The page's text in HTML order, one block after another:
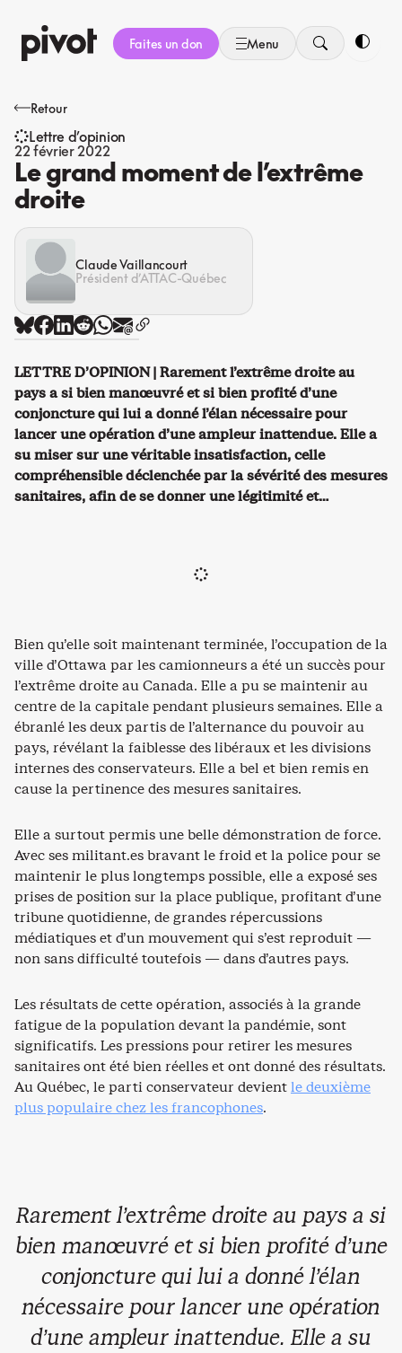
au
contenu
Faites un don Menu
Retour
Lettre d’opinion
22 février 2022
Le grand moment de l’extrême
droite
Claude Vaillancourt
Président d’ATTAC-Québec
LETTRE D’OPINION | Rarement l’extrême droite au
pays a si bien manœuvré et si bien profité d’une
conjoncture qui lui a donné l’élan nécessaire pour
lancer une opération d’une ampleur inattendue. Elle a
su miser sur une véritable insatisfaction, celle
compréhensible déclenchée par la sévérité des mesures
sanitaires, afin de se donner une légitimité et…
Bien qu’elle soit maintenant terminée, l’occupation de la
ville d’Ottawa par les camionneurs a été un succès pour
l’extrême droite au Canada. Elle a pu se maintenir au
centre de la capitale pendant plusieurs semaines. Elle a
ébranlé les deux partis de l’alternance du pouvoir au
pays, révélant la faiblesse des libéraux et les divisions
internes des conservateurs. Elle a bel et bien remis en
cause la pertinence des mesures sanitaires.
Elle a surtout permis une belle démonstration de force.
Avec ses militant.es bravant le froid et la police pour se
maintenir le plus longtemps possible, elle a exposé ses
prises de position sur la place publique, profitant d’une
tribune quotidienne, de grandes répercussions
médiatiques et d’un mouvement qui s’est reproduit —
non sans difficulté toutefois — dans d’autres pays.
Les résultats de cette opération, associés à la grande
fatigue de la population devant la pandémie, sont
significatifs. Les pressions pour retirer les mesures
sanitaires ont été bien réelles et ont donné des résultats.
Au Québec, le parti conservateur devientle deuxième
plus populaire chez les francophones.
Rarement l’extrême droite au pays a si
bien manœuvré et si bien profité d’une
conjoncture qui lui a donné l’élan
nécessaire pour lancer une opération
d’une ampleur inattendue. Elle a su